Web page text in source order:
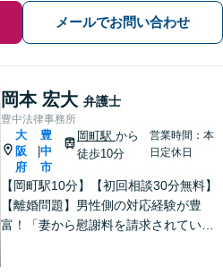
メールでお問い合わせ
岡本 宏大 弁護士
豊中法律事務所
大
阪
府
豊
中
市
岡町駅 から
徒歩10分
営業時間：本
日定休日
【岡町駅10分】【初回相談30分無料】
【離婚問題】男性側の対応経験が豊
富！「妻から慰謝料を請求されてい